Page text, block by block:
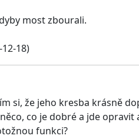
most zbourali.
18)
si, že jeho kresba krásně
co je dobré a jde
funkci?